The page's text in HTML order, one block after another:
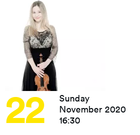
22
Sunday
November 2020
16:30